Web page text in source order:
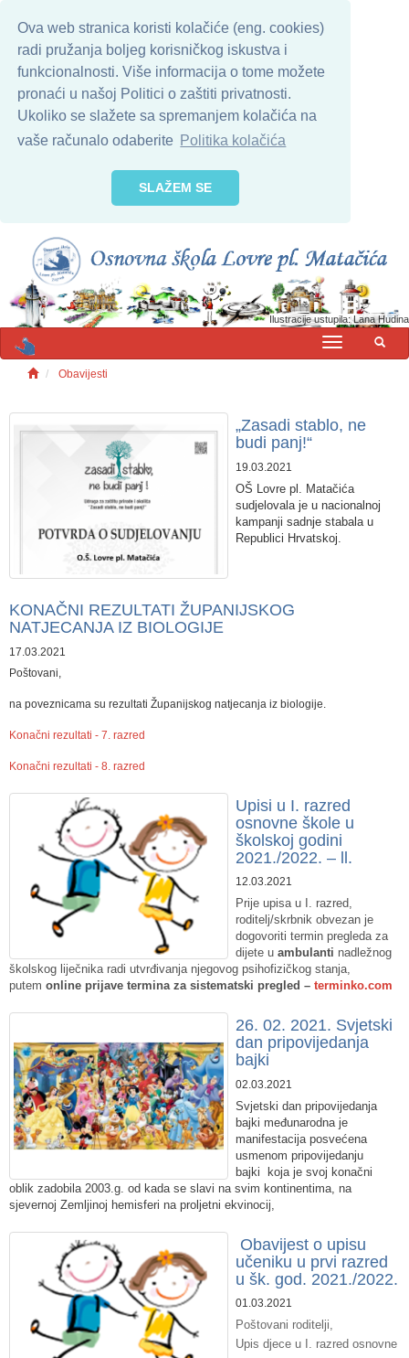
Ova web stranica koristi kolačiće (eng. cookies)
radi pružanja boljeg korisničkog iskustva i
funkcionalnosti. Više informacija o tome možete
pronaći u našoj Politici o zaštiti privatnosti.
Ukoliko se slažete sa spremanjem kolačića na
vaše računalo odaberite Politika kolačića
SLAŽEM SE
Ilustracije ustupila: Lana Hudina
MENU
Obavijesti
„Zasadi stablo, ne
budi panj!“
19.03.2021
OŠ Lovre pl. Matačića
sudjelovala je u nacionalnoj
kampanji sadnje stabala u
Republici Hrvatskoj.
KONAČNI REZULTATI ŽUPANIJSKOG
NATJECANJA IZ BIOLOGIJE
17.03.2021
Poštovani,
na poveznicama su rezultati Županijskog natjecanja iz biologije.
Konačni rezultati - 7. razred
Konačni rezultati - 8. razred
​Upisi u I. razred
osnovne škole u
školskoj godini
2021./2022. – ll.
12.03.2021
Prije upisa u I. razred,
roditelj/skrbnik obvezan je
dogovoriti termin pregleda za
dijete u ambulanti nadležnog
školskog liječnika radi utvrđivanja njegovog psihofizičkog stanja,
putem online prijave termina za sistematski pregled – terminko.com
​26. 02. 2021. Svjetski
dan pripovijedanja
bajki
02.03.2021
Svjetski dan pripovijedanja
bajki međunarodna je
manifestacija posvećena
usmenom pripovijedanju
bajki
koja je svoj konačni
oblik zadobila 2003.g. od kada se slavi na svim kontinentima, na
sjevernoj Zemljinoj hemisferi na proljetni ekvinocij,
​ Obavijest o upisu
učeniku u prvi razred
u šk. god. 2021./2022.
01.03.2021
Poštovani roditelji,
Upis djece u I. razred osnovne